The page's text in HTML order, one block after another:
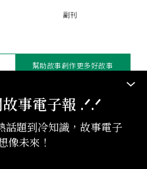
事電子報 .ᐟ‪‪.ᐟ
話題到冷知識，故事電子
像未來！
副刊
明與轉載規範
幫助故事創作更多好故事